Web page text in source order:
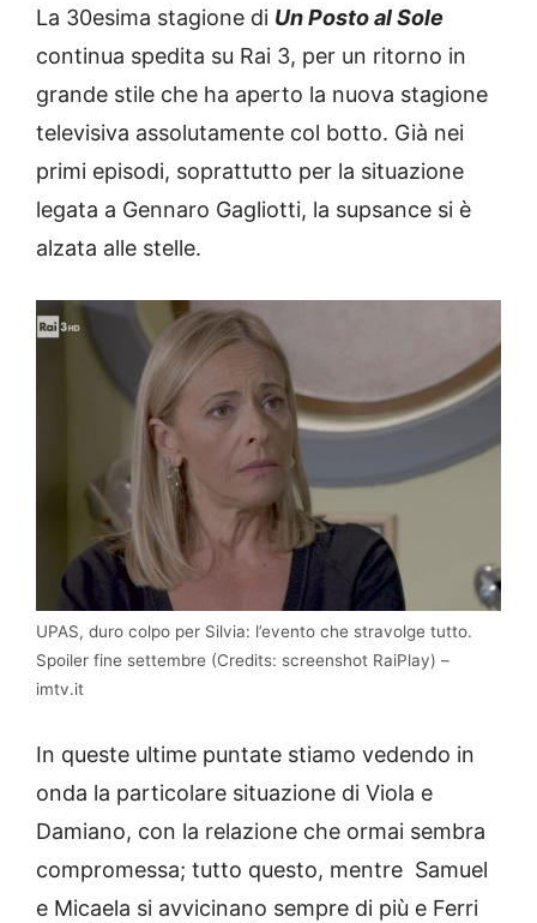
La 30esima stagione di Un Posto al Sole
continua spedita su Rai 3, per un ritorno in
grande stile che ha aperto la nuova stagione
televisiva assolutamente col botto. Già nei
primi episodi, soprattutto per la situazione
legata a Gennaro Gagliotti, la supsance si è
alzata alle stelle.
UPAS, duro colpo per Silvia: l’evento che stravolge tutto.
Spoiler fine settembre (Credits: screenshot RaiPlay) –
imtv.it
In queste ultime puntate stiamo vedendo in
onda la particolare situazione di Viola e
Damiano, con la relazione che ormai sembra
compromessa; tutto questo, mentre Samuel
e Micaela si avvicinano sempre di più e Ferri